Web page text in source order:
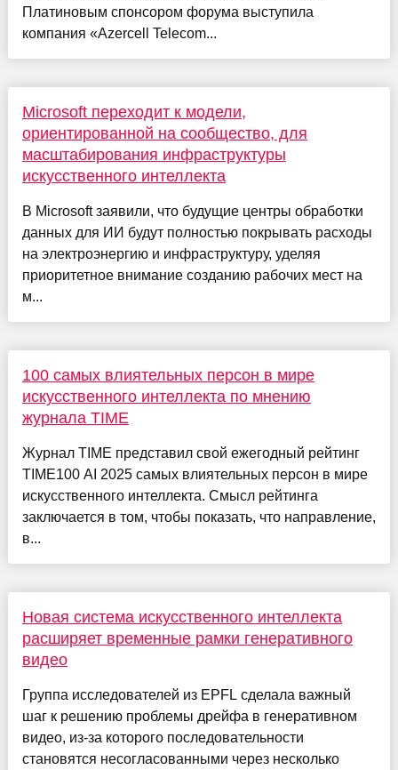
Платиновым спонсором форума выступила
компания «Azercell Telecom...
Microsoft переходит к модели,
ориентированной на сообщество, для
масштабирования инфраструктуры
искусственного интеллекта
В Microsoft заявили, что будущие центры обработки
данных для ИИ будут полностью покрывать расходы
на электроэнергию и инфраструктуру, уделяя
приоритетное внимание созданию рабочих мест на
м...
100 самых влиятельных персон в мире
искусственного интеллекта по мнению
журнала TIME
Журнал TIME представил свой ежегодный рейтинг
TIME100 AI 2025 самых влиятельных персон в мире
искусственного интеллекта. Смысл рейтинга
заключается в том, чтобы показать, что направление,
в...
Новая система искусственного интеллекта
расширяет временные рамки генеративного
видео
Группа исследователей из EPFL сделала важный
шаг к решению проблемы дрейфа в генеративном
видео, из-за которого последовательности
становятся несогласованными через несколько